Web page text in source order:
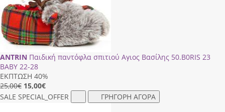
ANTRIN Παιδική παντόφλα σπιτιού Αγιος Βασίλης 50.Β0RΙS 23
BABY 22-28
ΕΚΠΤΩΣΗ 40%
25,00€ 15,00€
SALE SPECIAL_OFFER ΓΡΗΓΟΡΗ ΑΓΟΡΑ